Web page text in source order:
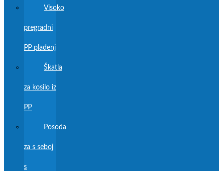
Visoko
pregradni
PP pladenj
Škatla
za kosilo iz
PP
Posoda
za s seboj
s